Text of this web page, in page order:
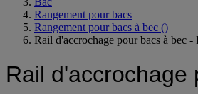
Rangement pour bacs
Rangement pour bacs à bec ()
Rail d'accrochage pour bacs à bec
Rail d'accrochage